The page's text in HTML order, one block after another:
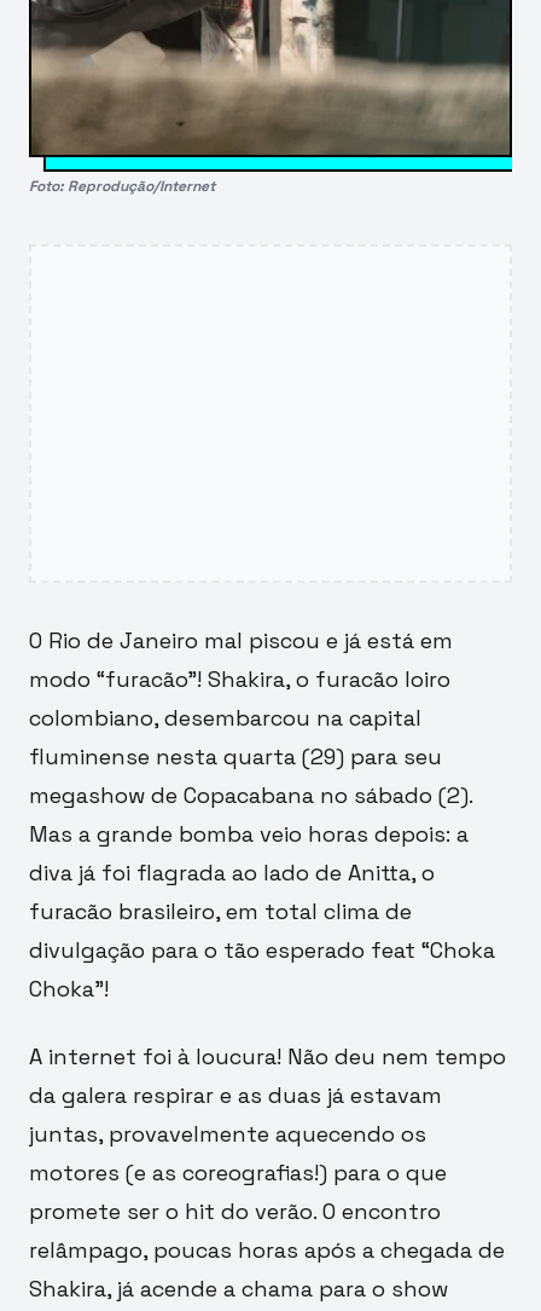
Foto: Reprodução/Internet
O Rio de Janeiro mal piscou e já está em
modo “furacão”! Shakira, o furacão loiro
colombiano, desembarcou na capital
fluminense nesta quarta (29) para seu
megashow de Copacabana no sábado (2).
Mas a grande bomba veio horas depois: a
diva já foi flagrada ao lado de Anitta, o
furacão brasileiro, em total clima de
divulgação para o tão esperado feat “Choka
Choka”!
A internet foi à loucura! Não deu nem tempo
da galera respirar e as duas já estavam
juntas, provavelmente aquecendo os
motores (e as coreografias!) para o que
promete ser o hit do verão. O encontro
relâmpago, poucas horas após a chegada de
Shakira, já acende a chama para o show